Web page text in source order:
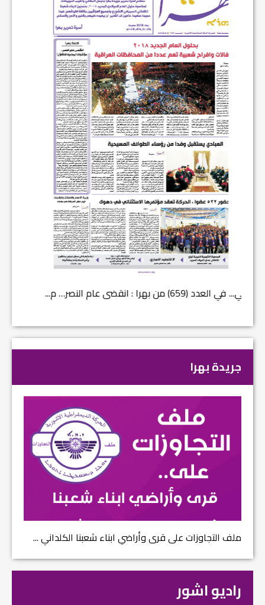
في العدد (659) من بهرا : انقضى عام النصر… م...
جريدة بهرا
ملف التجاوزات على قرى وأراضي ابناء شعبنا الكلداني ...
راديو اشور